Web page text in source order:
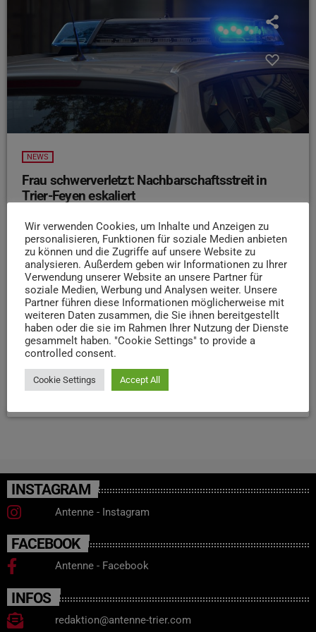
NEWS
Frau schwerverletzt: Nachbarschaftsstreit in
Trier-Feyen eskaliert
05.09.23 gegen 18:45 Uhr in der Dr. Piro Straße in Trier-
Feyen gekommen. Das teilt die Polizei mit. Laut
Zeugenaussagen soll eine Frau im Zuge eines Streits mit
einem Messer auf ihren Nachbarn losgegangen ist. Der
Mann griff darauf hin zu einen Eisenstange und schlug der
Frau damit auf den Kopf, worauf diese einige Stufen nach
unten fiel. Der Mann konnte von der Polizei gestellt und
vorläufig festgenommen werden. Die Frau wurde mit
7. SEPTEMBER 2023
INSTAGRAM
Antenne - Instagram
FACEBOOK
Antenne - Facebook
INFOS
redaktion@antenne-trier.com
Wir verwenden Cookies, um Inhalte und Anzeigen zu
personalisieren, Funktionen für soziale Medien anbieten
zu können und die Zugriffe auf unsere Website zu
analysieren. Außerdem geben wir Informationen zu Ihrer
Verwendung unserer Website an unsere Partner für
soziale Medien, Werbung und Analysen weiter. Unsere
Partner führen diese Informationen möglicherweise mit
weiteren Daten zusammen, die Sie ihnen bereitgestellt
haben oder die sie im Rahmen Ihrer Nutzung der Dienste
gesammelt haben. "Cookie Settings" to provide a
controlled consent.
Cookie Settings Accept All